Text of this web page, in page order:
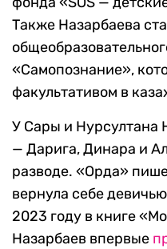
Также Назарбаева
«Самопознание»,
факультативом в
У Сары и Нурсултана
— Дарига, Динара и
разводе. «Орда»
вернула себе
2023 году в книге
Назарбаев впервые